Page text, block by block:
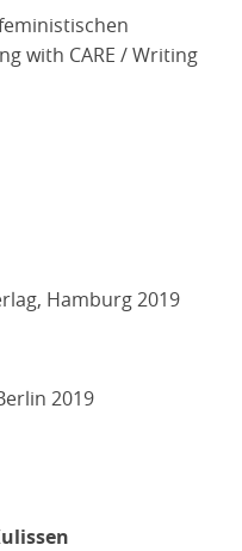
with CARE / Writing
Hamburg 2019
2019